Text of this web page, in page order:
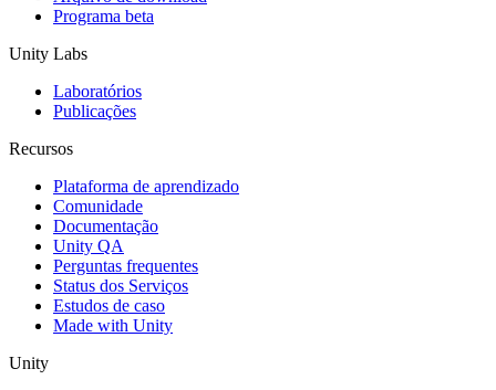
Programa beta
Unity Labs
Laboratórios
Publicações
Recursos
Plataforma de aprendizado
Comunidade
Documentação
Unity QA
Perguntas frequentes
Status dos Serviços
Estudos de caso
Made with Unity
Unity